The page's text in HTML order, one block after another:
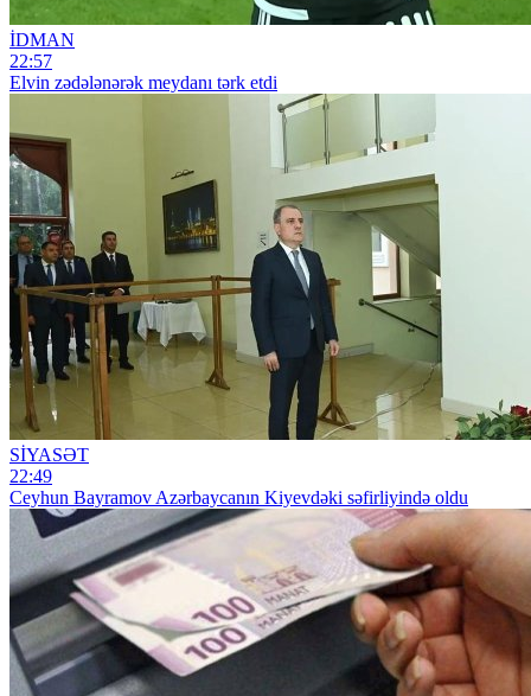
İDMAN
22:57
Elvin zədələnərək meydanı tərk etdi
SİYASƏT
22:49
Ceyhun Bayramov Azərbaycanın Kiyevdəki səfirliyində oldu